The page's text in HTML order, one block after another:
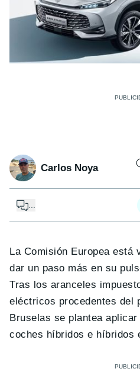
Carlos Noya
...
La Comisión Europea está
dar un paso más en su
Tras los aranceles
eléctricos procedentes del
Bruselas se plantea
coches híbridos e híbridos